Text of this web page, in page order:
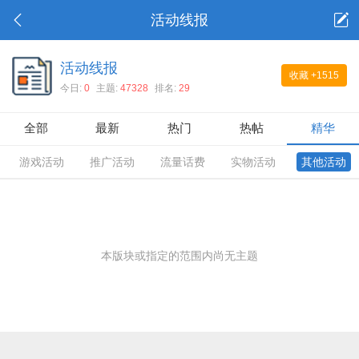
活动线报
收藏 +1515
活动线报
今日: 0 主题: 47328 排名: 29
全部 最新 热门 热帖 精华
游戏活动 推广活动 流量话费 实物活动 其他活动
本版块或指定的范围内尚无主题